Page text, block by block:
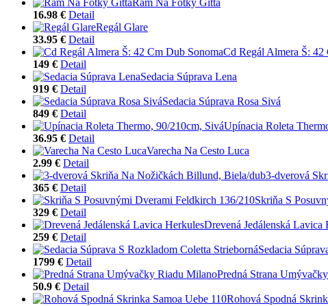
16.98 € Detail
Regál Glare
33.95 € Detail
Cd Regál Almera Š: 42
149 € Detail
Sedacia Súprava Lena
919 € Detail
Sedacia Súprava Rosa Sivá
849 € Detail
Upínacia Roleta
36.95 € Detail
Varecha Na Cesto Luca
2.99 € Detail
3-dverová
365 € Detail
Skriňa S
329 € Detail
Drevená Jedálenská Lavica
259 € Detail
Sedacia
1799 € Detail
Predná Strana
50.9 € Detail
Rohová Spodná